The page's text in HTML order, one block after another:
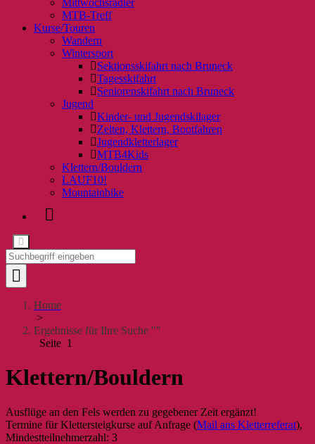
Mittwochsradler
MTB-Treff
Kurse/Touren
Wandern
Wintersport
Sektionsskifahrt nach Bruneck
Tagesskifahrt
Seniorenskifahrt nach Bruneck
Jugend
Kinder- und Jugendskilager
Zelten, Klettern, Bootfahren
Jugendkletterlager
MTB4Kids
Klettern/Bouldern
LAUF10!
Mountainbike
Home
>
Ergebnisse für Ihre Suche ""
Seite 1
Klettern/Bouldern
Ausflüge an den Fels werden zu gegebener Zeit ergänzt!
Termine für Klettersteigkurse auf Anfrage (Mail ans Kletterreferat),
Mindestteilnehmerzahl: 3